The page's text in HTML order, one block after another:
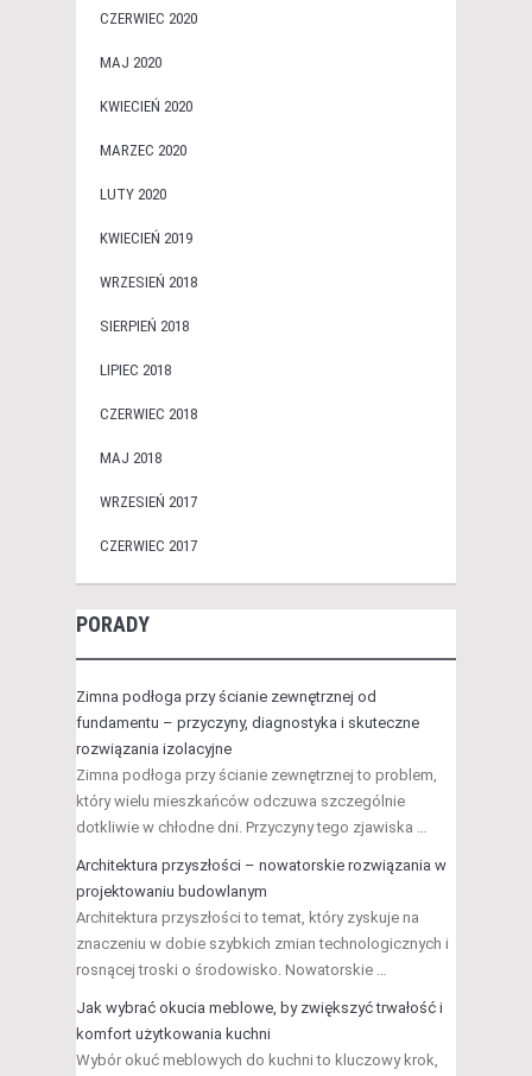
CZERWIEC 2020
MAJ 2020
KWIECIEŃ 2020
MARZEC 2020
LUTY 2020
KWIECIEŃ 2019
WRZESIEŃ 2018
SIERPIEŃ 2018
LIPIEC 2018
CZERWIEC 2018
MAJ 2018
WRZESIEŃ 2017
CZERWIEC 2017
PORADY
Zimna podłoga przy ścianie zewnętrznej od
fundamentu – przyczyny, diagnostyka i skuteczne
rozwiązania izolacyjne
Zimna podłoga przy ścianie zewnętrznej to problem,
który wielu mieszkańców odczuwa szczególnie
dotkliwie w chłodne dni. Przyczyny tego zjawiska …
Architektura przyszłości – nowatorskie rozwiązania w
projektowaniu budowlanym
Architektura przyszłości to temat, który zyskuje na
znaczeniu w dobie szybkich zmian technologicznych i
rosnącej troski o środowisko. Nowatorskie …
Jak wybrać okucia meblowe, by zwiększyć trwałość i
komfort użytkowania kuchni
Wybór okuć meblowych do kuchni to kluczowy krok,